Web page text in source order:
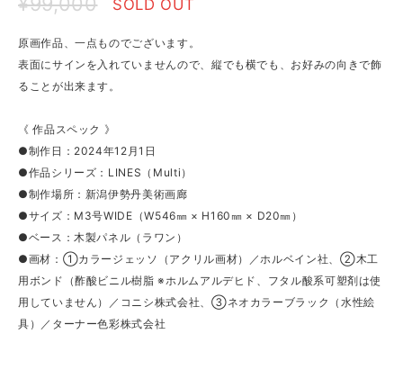
SOLD OUT
原画作品、一点ものでございます。
表面にサインを入れていませんので、縦でも横でも、お好みの向きで飾
ることが出来ます。
《 作品スペック 》
●制作日：2024年12月1日
●作品シリーズ：LINES（Multi）
●制作場所：新潟伊勢丹美術画廊
●サイズ：M3号WIDE（W546㎜ × H160㎜ × D20㎜）
●ベース：木製パネル（ラワン）
●画材：①カラージェッソ（アクリル画材）／ホルベイン社、②木工
用ボンド（酢酸ビニル樹脂 ※ホルムアルデヒド、フタル酸系可塑剤は使
用していません）／コニシ株式会社、③ネオカラーブラック（水性絵
具）／ターナー色彩株式会社